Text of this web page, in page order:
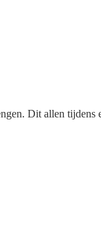
Dit allen